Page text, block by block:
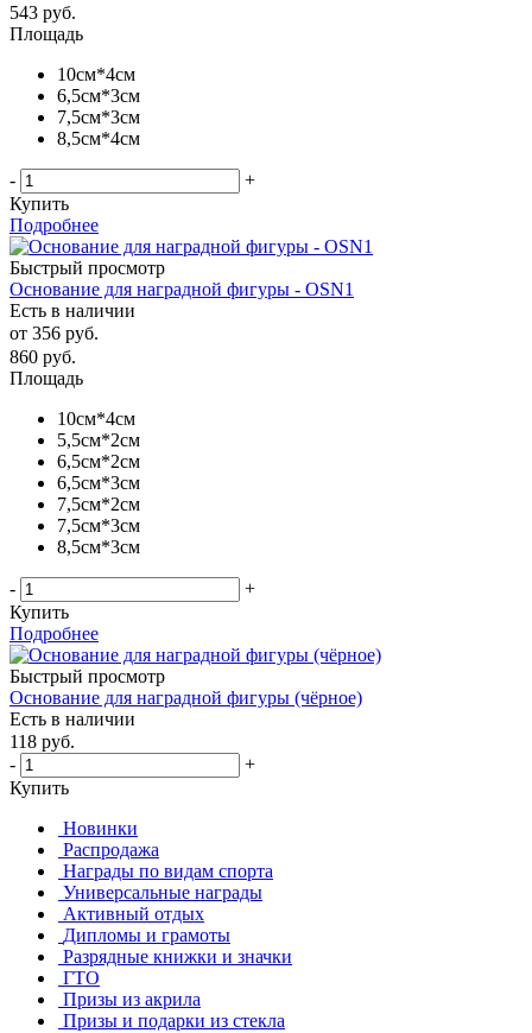
543 руб.
Площадь
10см*4см
6,5см*3см
7,5см*3см
8,5см*4см
-
+
Купить
Подробнее
Быстрый просмотр
Основание для наградной фигуры - OSN1
Есть в наличии
от 356 руб.
860 руб.
Площадь
10см*4см
5,5см*2см
6,5см*2см
6,5см*3см
7,5см*2см
7,5см*3см
8,5см*3см
-
+
Купить
Подробнее
Быстрый просмотр
Основание для наградной фигуры (чёрное)
Есть в наличии
118 руб.
-
+
Купить
Новинки
Распродажа
Награды по видам спорта
Универсальные награды
Активный отдых
Дипломы и грамоты
Разрядные книжки и значки
ГТО
Призы из акрила
Призы и подарки из стекла